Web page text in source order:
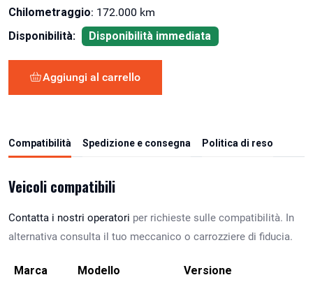
Chilometraggio: 172.000 km
Disponibilità:
Disponibilità immediata
Aggiungi al carrello
Compatibilità Spedizione e consegna Politica di reso
Veicoli compatibili
Contatta i nostri operatori per richieste sulle compatibilità. In
alternativa consulta il tuo meccanico o carrozziere di fiducia.
Marca Modello Versione